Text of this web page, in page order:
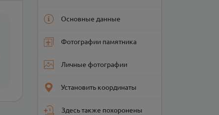
Основные данные
Фотографии памятника
Личные фотографии
Установить координаты
Здесь также похоронены